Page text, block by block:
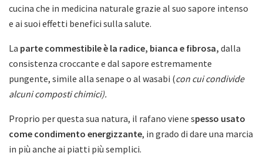
cucina che in medicina naturale grazie al suo sapore intenso
e ai suoi effetti benefici sulla salute.
La parte commestibile è la radice, bianca e fibrosa, dalla
consistenza croccante e dal sapore estremamente
pungente, simile alla senape o al wasabi (con cui condivide
alcuni composti chimici).
Proprio per questa sua natura, il rafano viene spesso usato
come condimento energizzante, in grado di dare una marcia
in più anche ai piatti più semplici.